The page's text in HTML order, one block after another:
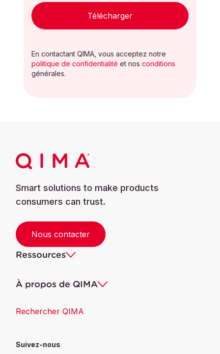
Télécharger
En contactant QIMA, vous acceptez notre
politique de confidentialité et nos conditions
générales.
Smart solutions to make products
consumers can trust.
Nous contacter
Ressources
À propos de QIMA
Rechercher QIMA
Suivez-nous